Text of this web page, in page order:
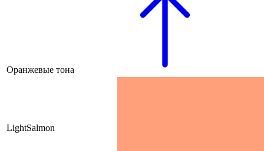
Оранжевые тона
LightSalmon